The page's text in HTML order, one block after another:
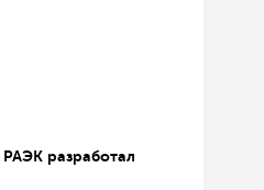
разработал